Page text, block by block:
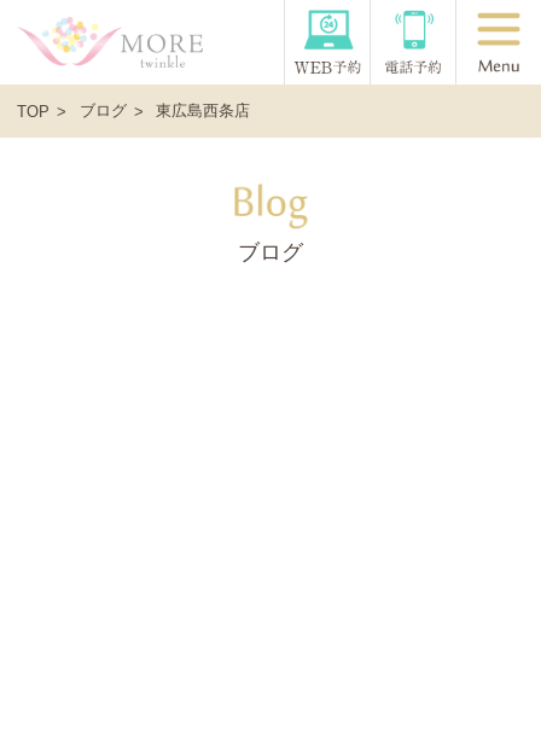
TOP ブログ 東広島西条店
ブログ